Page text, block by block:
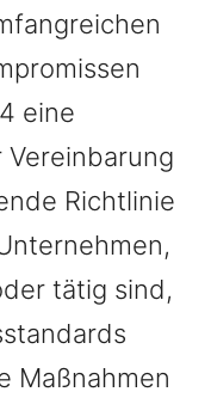
eine
Richtlinie
tätig sind,
Maßnahmen